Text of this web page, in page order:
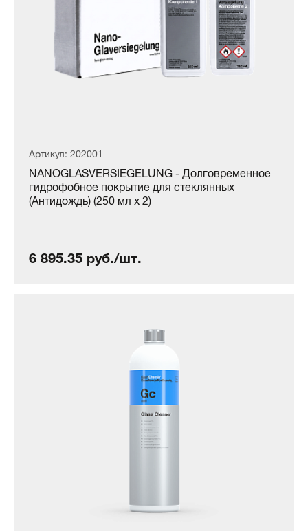
Артикул: 202001
NANOGLASVERSIEGELUNG - Долговременное
гидрофобное покрытие для стеклянных
(Антидождь) (250 мл х 2)
6 895.35 руб./шт.